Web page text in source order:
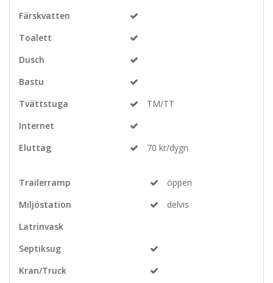
Färskvatten
Toalett
Dusch
Bastu
Tvättstuga
TM/TT
Internet
Eluttag
70 kr/dygn
Trailerramp
öppen
Miljöstation
delvis
Latrinvask
Septiksug
Kran/Truck